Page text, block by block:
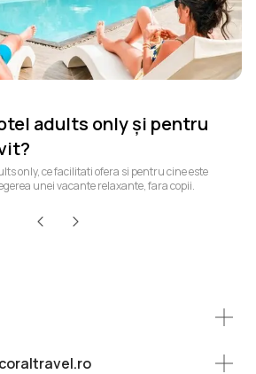
adults only și pentru
only, ce facilitati ofera si pentru cine este
unei vacante relaxante, fara copii.